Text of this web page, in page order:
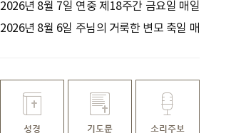
일미사ㅣ김윤욱 루카 신부 집전
2026년 8월 7일 연중 제18주간 금요일 매일
미사ㅣ정연우 스테파노 신부 집전
2026년 8월 6일 주님의 거룩한 변모 축일 매